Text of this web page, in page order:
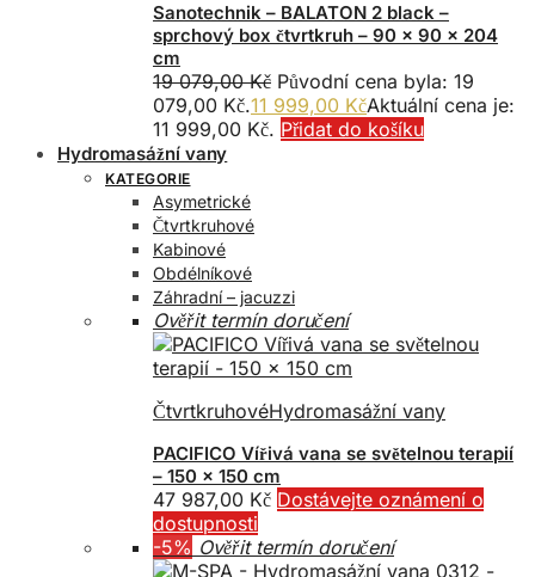
Sanotechnik – BALATON 2 black –
sprchový box čtvrtkruh – 90 x 90 x 204
cm
19 079,00Kč Původní cena byla: 19
079,00 Kč.11 999,00 KčAktuální cena je:
11 999,00 Kč. Přidat do košíku
Hydromasážní vany
KATEGORIE
Asymetrické
Čtvrtkruhové
Kabinové
Obdélníkové
Záhradní – jacuzzi
Ověřit termín doručení
ČtvrtkruhovéHydromasážní vany
PACIFICO Vířivá vana se světelnou terapií
– 150 x 150 cm
47 987,00 Kč Dostávejte oznámení o
dostupnosti
-5% Ověřit termín doručení